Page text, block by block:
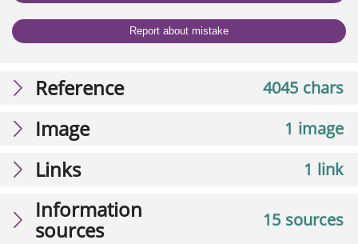
Report about mistake
4045 chars
Reference
1 image
Image
1 link
Links
15 sources
Information
sources